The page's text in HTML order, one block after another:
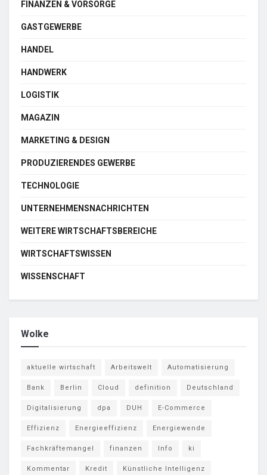
FINANZEN & VORSORGE
GASTGEWERBE
HANDEL
HANDWERK
LOGISTIK
MAGAZIN
MARKETING & DESIGN
PRODUZIERENDES GEWERBE
TECHNOLOGIE
UNTERNEHMENSNACHRICHTEN
WEITERE WIRTSCHAFTSBEREICHE
WIRTSCHAFTSWISSEN
WISSENSCHAFT
Wolke
aktuelle wirtschaft Arbeitswelt Automatisierung
Bank Berlin Cloud definition Deutschland
Digitalisierung dpa DUH E-Commerce
Effizienz Energieeffizienz Energiewende
Fachkräftemangel finanzen Info ki
Kommentar Kredit Künstliche Intelligenz